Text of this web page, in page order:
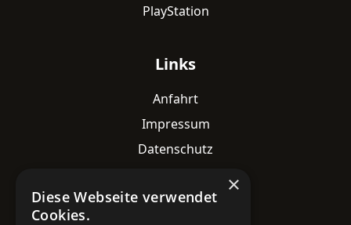
PlayStation
Links
Anfahrt
Impressum
Datenschutz
Kontaktdaten
×
Diese Webseite verwendet
Cookies.